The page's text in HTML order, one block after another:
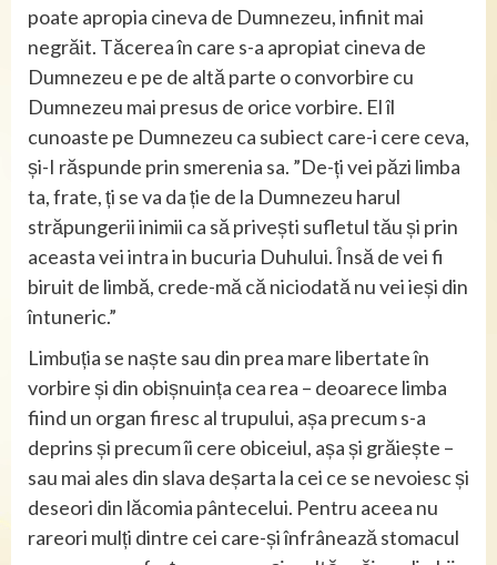
poate apropia cineva de Dumnezeu, infinit mai
negrăit. Tăcerea în care s-a apropiat cineva de
Dumnezeu e pe de altă parte o convorbire cu
Dumnezeu mai presus de orice vorbire. El îl
cunoaste pe Dumnezeu ca subiect care-i cere ceva,
și-I răspunde prin smerenia sa. ”De-ți vei păzi limba
ta, frate, ți se va da ție de la Dumnezeu harul
străpungerii inimii ca să privești sufletul tău și prin
aceasta vei intra in bucuria Duhului. Însă de vei fi
biruit de limbă, crede-mă că niciodată nu vei ieși din
întuneric.”
Limbuția se naște sau din prea mare libertate în
vorbire și din obișnuința cea rea – deoarece limba
fiind un organ firesc al trupului, așa precum s-a
deprins și precum îi cere obiceiul, așa și grăiește –
sau mai ales din slava deșarta la cei ce se nevoiesc și
deseori din lăcomia pântecelui. Pentru aceea nu
rareori mulți dintre cei care-și înfrânează stomacul